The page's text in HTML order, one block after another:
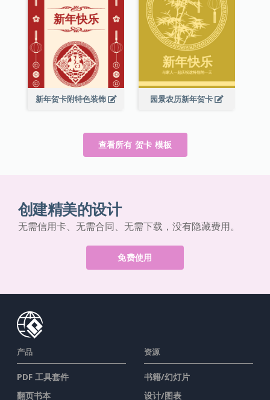
新年贺卡附特色装饰 园景农历新年贺卡
查看所有 贺卡 模板
创建精美的设计
无需信用卡、无需合同、无需下载，没有隐藏费用。
免费使用
产品
PDF 工具套件
翻页书本
资源
书籍/幻灯片
设计/图表